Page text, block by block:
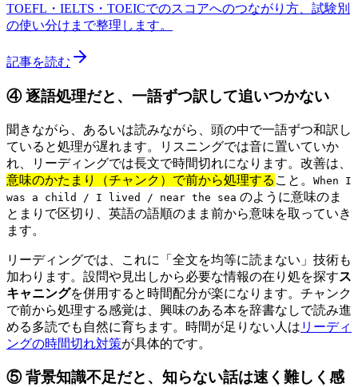
TOEFL・IELTS・TOEICでのスコアへのつながり方、試験別
の使い分けまで整理します。
記事を読む
④ 逐語処理だと、一語ずつ訳して追いつかない
聞きながら、あるいは読みながら、頭の中で一語ずつ和訳し
ていると処理が遅れます。リスニングでは音に置いていか
れ、リーディングでは長文で時間切れになります。改善は、
意味のかたまり（チャンク）で前から処理する こと。 When I
was a child / I lived / near the sea のように意味のま
とまりで区切り、英語の語順のまま前から意味を取っていき
ます。
リーディングでは、これに「全文を均等に読まない」技術も
加わります。設問や見出しから必要な情報の在り処を探すス
キャニングを併用すると時間配分が楽になります。チャンク
で前から処理する感覚は、興味のある本を辞書なしで読み進
める多読でも自然に育ちます。時間が足りない人は リーディ
ングの時間切れ対策が具体的です。
⑤ 背景知識不足だと、知らない話は速く難しく感